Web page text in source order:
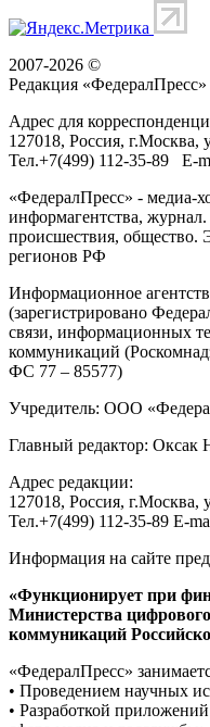
2007-2026 ©
Редакция «ФедералПресс»
Адрес для
127018, Россия, г.Москва,
Тел.+7(499) 112-35-89 E-
«ФедералПресс» - медиа-
информагентства,
происшествия, общество.
регионов РФ
Информационное
(зарегистрировано
связи, информационных
коммуникаций
ФС 77 – 85577)
Учредитель: ООО
Главный редактор: Оксак
Адрес редакции:
127018, Россия, г.Москва,
Тел.+7(499) 112-35-89 E-
Информация на сайте
«Функционирует при
Министерства
коммуникаций
«ФедералПресс»
• Проведением научных
• Разработкой